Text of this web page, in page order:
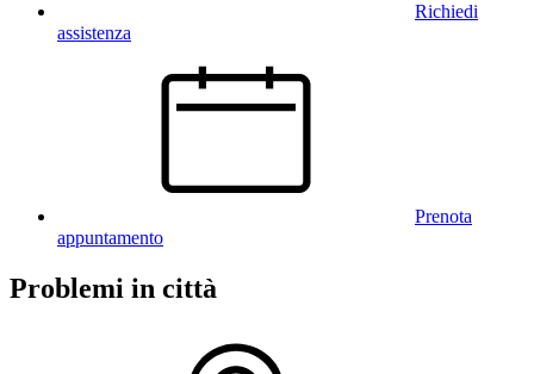
Richiedi
assistenza
Prenota
appuntamento
Problemi in città